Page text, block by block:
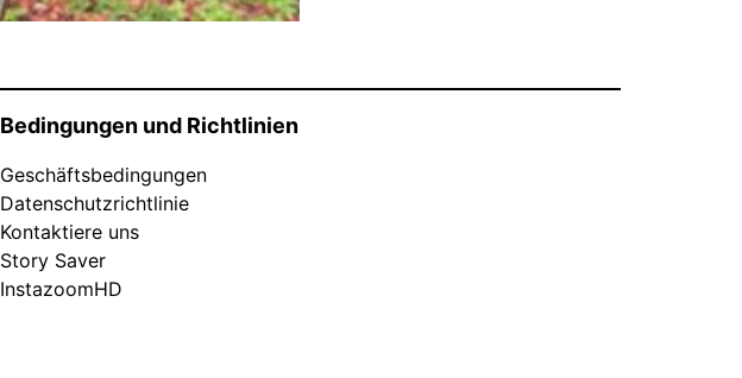
Bedingungen und Richtlinien
Geschäftsbedingungen
Datenschutzrichtlinie
Kontaktiere uns
Story Saver
InstazoomHD